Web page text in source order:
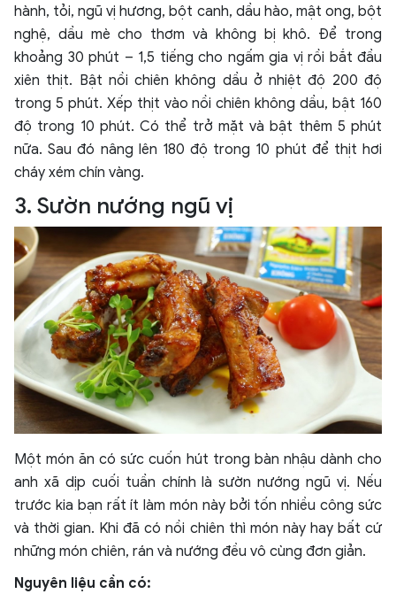
hành, tỏi, ngũ vị hương, bột canh, dầu hào, mật ong, bột
nghệ, dầu mè cho thơm và không bị khô. Để trong
khoảng 30 phút – 1,5 tiếng cho ngấm gia vị rồi bắt đầu
xiên thịt. Bật nồi chiên không dầu ở nhiệt độ 200 độ
trong 5 phút. Xếp thịt vào nồi chiên không dầu, bật 160
độ trong 10 phút. Có thể trở mặt và bật thêm 5 phút
nữa. Sau đó nâng lên 180 độ trong 10 phút để thịt hơi
cháy xém chín vàng.
3. Sườn nướng ngũ vị
Một món ăn có sức cuốn hút trong bàn nhậu dành cho
anh xã dịp cuối tuần chính là sườn nướng ngũ vị. Nếu
trước kia bạn rất ít làm món này bởi tốn nhiều công sức
và thời gian. Khi đã có nồi chiên thì món này hay bất cứ
những món chiên, rán và nướng đều vô cùng đơn giản.
Nguyên liệu cần có: